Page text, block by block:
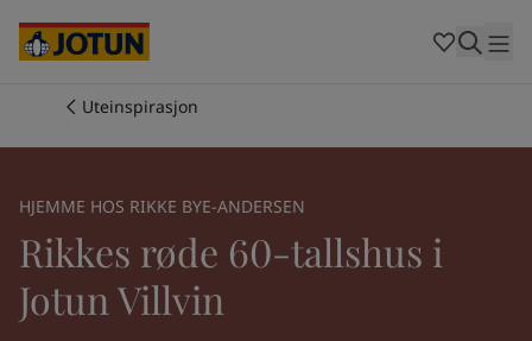
Produkter
Inspirasjon
Cambodia-English
Indonesia-Indonesian
Malaysia-English
Myanmar -English
Singapore-English
Thailand-Thai
Thailand-English
Vietnam
Uteinspirasjon
HJEMME HOS RIKKE BYE-ANDERSEN
Rikkes røde 60-tallshus i
Jotun Villvin